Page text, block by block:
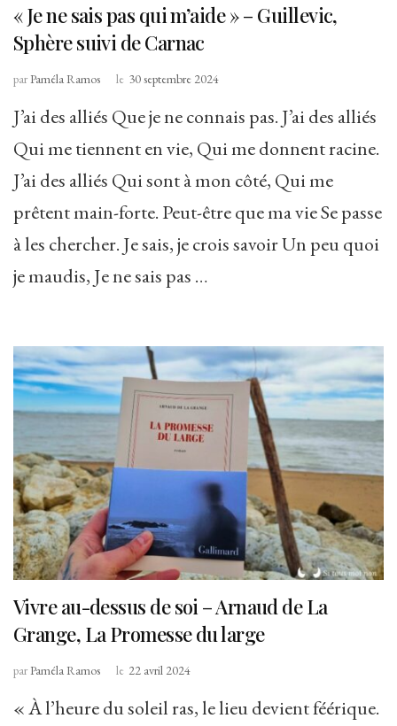
« Je ne sais pas qui m’aide » – Guillevic,
Sphère suivi de Carnac
parPaméla Ramos le 30 septembre 2024
J’ai des alliés Que je ne connais pas. J’ai des alliés
Qui me tiennent en vie, Qui me donnent racine.
J’ai des alliés Qui sont à mon côté, Qui me
prêtent main-forte. Peut-être que ma vie Se passe
à les chercher. Je sais, je crois savoir Un peu quoi
je maudis, Je ne sais pas …
Vivre au-dessus de soi – Arnaud de La
Grange, La Promesse du large
parPaméla Ramos le 22 avril 2024
« À l’heure du soleil ras, le lieu devient féérique.